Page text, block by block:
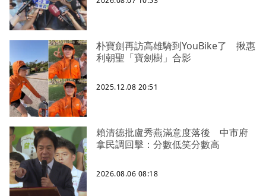
朴寶劍再訪高雄騎到YouBike了 揪惠
利朝聖「寶劍樹」合影
2025.12.08 20:51
賴清德批盧秀燕滿意度落後 中市府
拿民調回擊：分數低笑分數高
2026.08.06 08:18